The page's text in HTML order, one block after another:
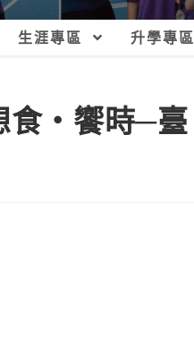
生涯專區 升學專區
食‧饗時─臺